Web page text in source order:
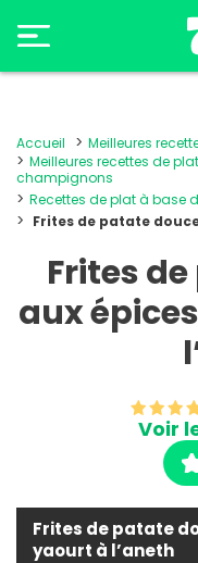
Accueil
Meilleures
Meilleures recettes de
champignons
Recettes de plat à base
Frites de patate
Frites
aux
Voir
Frites de patate
yaourt à l’aneth